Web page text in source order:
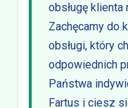
obsługę klienta
Zachęcamy do
obsługi, który
odpowiednich
Państwa
Fartus i ciesz